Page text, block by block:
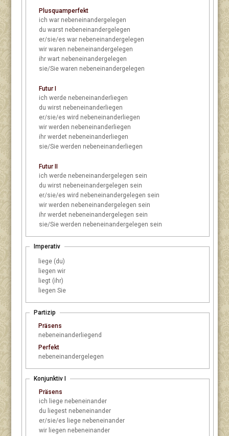
Plusquamperfekt
ich war nebeneinandergelegen
du warst nebeneinandergelegen
er/sie/es war nebeneinandergelegen
wir waren nebeneinandergelegen
ihr wart nebeneinandergelegen
sie/Sie waren nebeneinandergelegen
Futur I
ich werde nebeneinanderliegen
du wirst nebeneinanderliegen
er/sie/es wird nebeneinanderliegen
wir werden nebeneinanderliegen
ihr werdet nebeneinanderliegen
sie/Sie werden nebeneinanderliegen
Futur II
ich werde nebeneinandergelegen sein
du wirst nebeneinandergelegen sein
er/sie/es wird nebeneinandergelegen sein
wir werden nebeneinandergelegen sein
ihr werdet nebeneinandergelegen sein
sie/Sie werden nebeneinandergelegen sein
Imperativ
liege (du)
liegen wir
liegt (ihr)
liegen Sie
Partizip
Präsens
nebeneinanderliegend
Perfekt
nebeneinandergelegen
Konjunktiv I
Präsens
ich liege nebeneinander
du liegest nebeneinander
er/sie/es liege nebeneinander
wir liegen nebeneinander